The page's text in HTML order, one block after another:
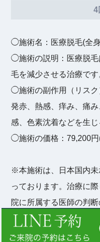
4
◯施術名：医療脱毛(全
◯施術の説明：医療脱毛
毛を減少させる治療です
◯施術の副作用（リスク
発赤、熱感、痒み、痛
感、色素沈着などを生じ
◯施術の価格：79,200円
※本施術は、日本国内
っております。治療に
院に所属する医師の判
います。
※本施術は保険外診療の